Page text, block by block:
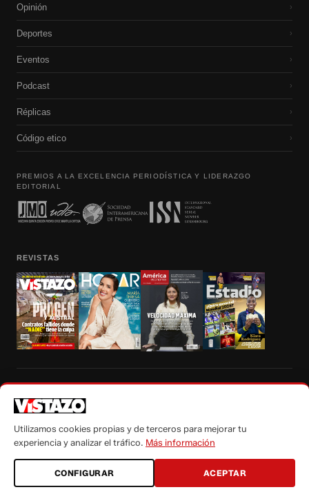
Opinión ›
Deportes ›
Eventos ›
Podcast ›
Réplicas ›
Código etico ›
PREMIOS A LA EXCELENCIA PERIODÍSTICA Y LIDERAZGO
EDITORIAL
REVISTAS
autorización escrita de su titular, de todos los contenidos de Vistazo.com.
Utilizamos cookies propias y de terceros para mejorar tu
experiencia y analizar el tráfico. Más información
CONFIGURAR ACEPTAR